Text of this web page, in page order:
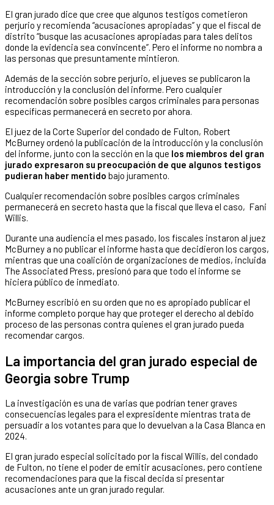
El gran jurado dice que cree que algunos testigos cometieron
perjurio y recomienda “acusaciones apropiadas” y que el fiscal de
distrito “busque las acusaciones apropiadas para tales delitos
donde la evidencia sea convincente”. Pero el informe no nombra a
las personas que presuntamente mintieron.
Además de la sección sobre perjurio, el jueves se publicaron la
introducción y la conclusión del informe. Pero cualquier
recomendación sobre posibles cargos criminales para personas
específicas permanecerá en secreto por ahora.
El juez de la Corte Superior del condado de Fulton, Robert
McBurney ordenó la publicación de la introducción y la conclusión
del informe, junto con la sección en la que los miembros del gran
jurado expresaron su preocupación de que algunos testigos
pudieran haber mentido bajo juramento.
Cualquier recomendación sobre posibles cargos criminales
permanecerá en secreto hasta que la fiscal que lleva el caso, Fani
Willis.
Durante una audiencia el mes pasado, los fiscales instaron al juez
McBurney a no publicar el informe hasta que decidieron los cargos,
mientras que una coalición de organizaciones de medios, incluida
The Associated Press, presionó para que todo el informe se
hiciera público de inmediato.
McBurney escribió en su orden que no es apropiado publicar el
informe completo porque hay que proteger el derecho al debido
proceso de las personas contra quienes el gran jurado pueda
recomendar cargos.
La importancia del gran jurado especial de
Georgia sobre Trump
La investigación es una de varias que podrían tener graves
consecuencias legales para el expresidente mientras trata de
persuadir a los votantes para que lo devuelvan a la Casa Blanca en
2024.
El gran jurado especial solicitado por la fiscal Willis, del condado
de Fulton, no tiene el poder de emitir acusaciones, pero contiene
recomendaciones para que la fiscal decida si presentar
acusaciones ante un gran jurado regular.